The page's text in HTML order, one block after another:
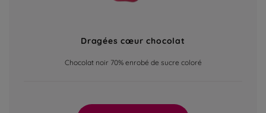
Dragées cœur chocolat
Chocolat noir 70% enrobé de sucre coloré